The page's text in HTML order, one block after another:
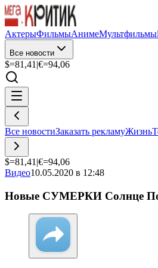
АктерыФильмыАнимеМультфильмы
Все новости
$=81,41 |€=94,06
Все новостиЗаказать рекламуЖизнь
$=81,41 |€=94,06
Видео10.05.2020 в 12:48
Новые СУМЕРКИ Солнце